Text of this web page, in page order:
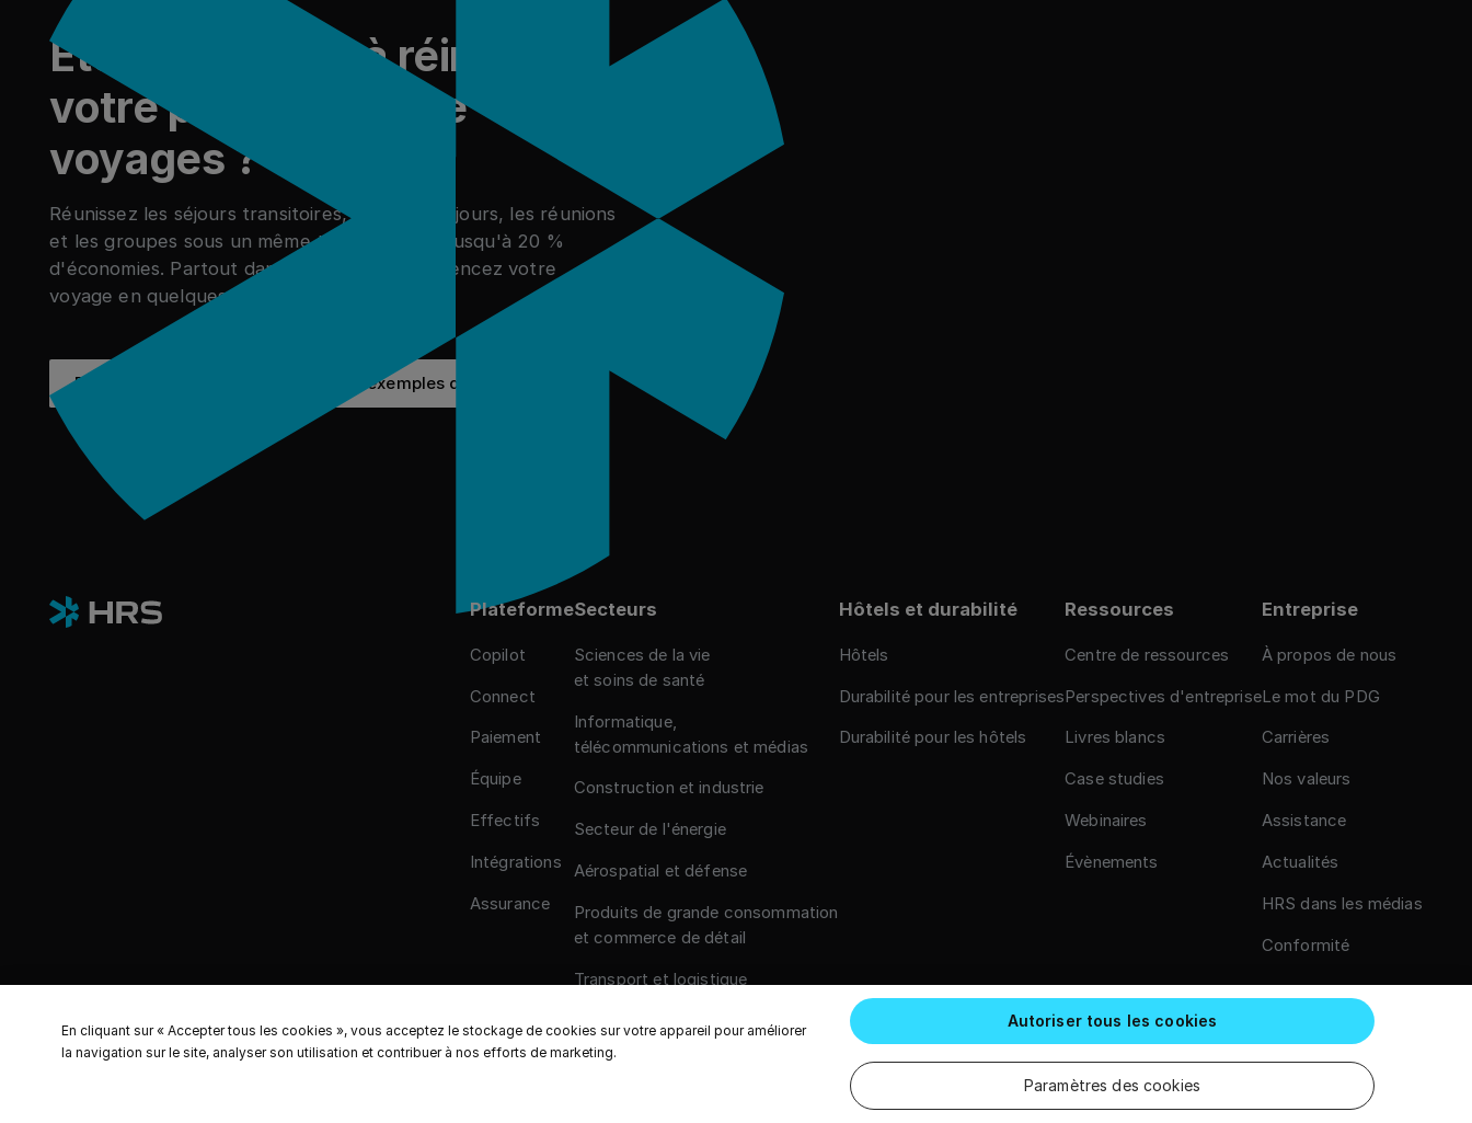
Êtes-vous prêt à réinventer
votre programme de
voyages ?
Réunissez les séjours transitoires, les longs séjours, les réunions
et les groupes sous un même toit et réalisez jusqu'à 20 %
d'économies. Partout dans le monde. Commencez votre
voyage en quelques clics. Allons-y !
Réservez une démo
Voir les exemples de réussite
Voir les exemples de réussite
Plateforme
Copilot
Connect
Paiement
Équipe
Effectifs
Intégrations
Assurance
Secteurs
Sciences de la vie
et soins de santé
Informatique,
télécommunications et médias
Construction et industrie
Secteur de l'énergie
Aérospatial et défense
Produits de grande consommation
et commerce de détail
Transport et logistique
Gouvernement et secteur public
Hôtels et durabilité
Hôtels
Durabilité pour les entreprises
Durabilité pour les hôtels
Ressources
Centre de ressources
Perspectives d'entreprise
Livres blancs
Case studies
Webinaires
Évènements
Entreprise
À propos de nous
Le mot du PDG
Carrières
Nos valeurs
Assistance
Actualités
HRS dans les médias
Conformité
En cliquant sur « Accepter tous les cookies », vous acceptez le stockage de cookies sur votre appareil pour améliorer
la navigation sur le site, analyser son utilisation et contribuer à nos efforts de marketing.
Paramètres des cookies
Autoriser tous les cookies